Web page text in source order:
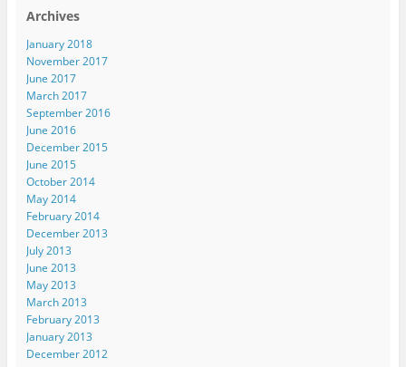
Archives
January 2018
November 2017
June 2017
March 2017
September 2016
June 2016
December 2015
June 2015
October 2014
May 2014
February 2014
December 2013
July 2013
June 2013
May 2013
March 2013
February 2013
January 2013
December 2012